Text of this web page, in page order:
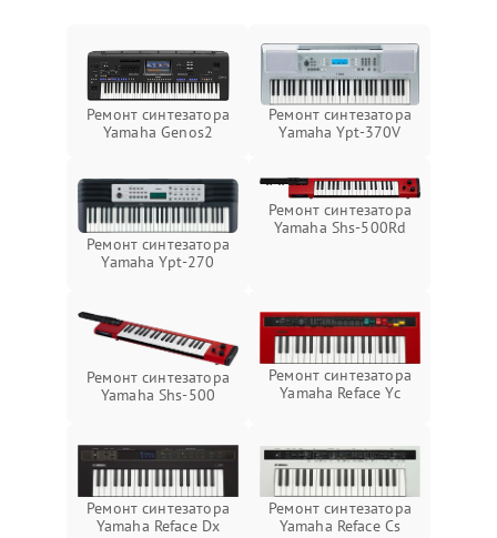
Ремонт синтезатора
Yamaha Genos2
Ремонт синтезатора
Yamaha Ypt-370V
Ремонт синтезатора
Yamaha Ypt-270
Ремонт синтезатора
Yamaha Shs-500Rd
Ремонт синтезатора
Yamaha Shs-500
Ремонт синтезатора
Yamaha Reface Yc
Ремонт синтезатора
Yamaha Reface Dx
Ремонт синтезатора
Yamaha Reface Cs